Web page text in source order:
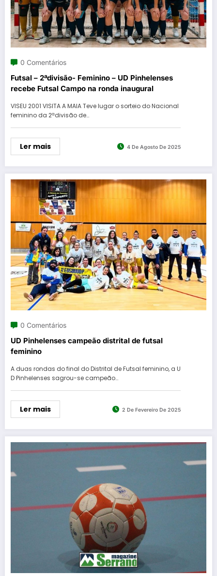
0 Comentários
Futsal – 2ªdivisão- Feminino – UD Pinhelenses
recebe Futsal Campo na ronda inaugural
VISEU 2001 VISITA A MAIA Teve lugar o sorteio do Nacional
feminino da 2ªdivisão de…
Ler mais 4 De Agosto De 2025
0 Comentários
UD Pinhelenses campeão distrital de futsal
feminino
A duas rondas do final do Distrital de Futsal feminino, a U
D Pinhelenses sagrou-se campeão…
Ler mais 2 De Fevereiro De 2025